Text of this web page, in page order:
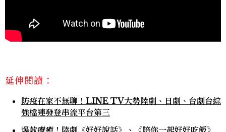
延伸閱讀：
防疫在家不無聊！LINE TV大勢陸劇、日劇、台劇台綜
強檔連發登串流平台第三